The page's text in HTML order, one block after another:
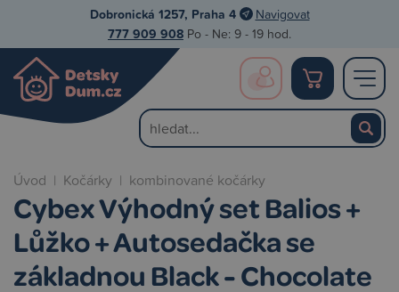
Dobronická 1257, Praha 4 Navigovat
777 909 908 Po - Ne: 9 - 19 hod.
Úvod | Kočárky | kombinované kočárky
Cybex Výhodný set Balios +
Lůžko + Autosedačka se
základnou Black - Chocolate